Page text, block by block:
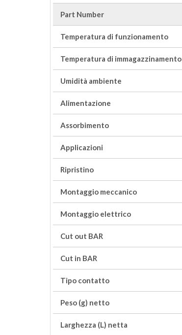
Part Number
Temperatura di funzionamento
Temperatura di immagazzinamento
Umidità ambiente
Alimentazione
Assorbimento
Applicazioni
Ripristino
Montaggio meccanico
Montaggio elettrico
Cut out BAR
Cut in BAR
Tipo contatto
Peso (g) netto
Larghezza (L) netta